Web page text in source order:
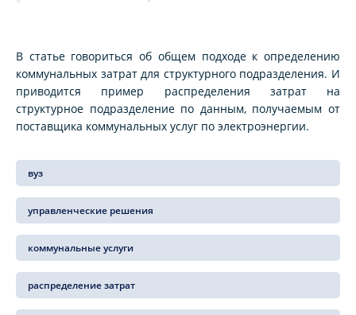
В статье говориться об общем подходе к определению
коммунальных затрат для структурного подразделения. И
приводится пример распределения затрат на
структурное подразделение по данным, получаемым от
поставщика коммунальных услуг по электроэнергии.
вуз
управленческие решения
коммунальные услуги
распределение затрат